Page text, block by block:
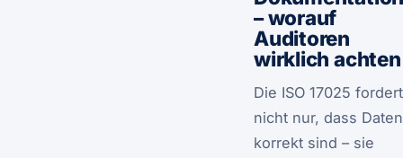
– worauf
Auditoren
wirklich achten
Die ISO 17025 fordert
nicht nur, dass Daten
korrekt sind – sie